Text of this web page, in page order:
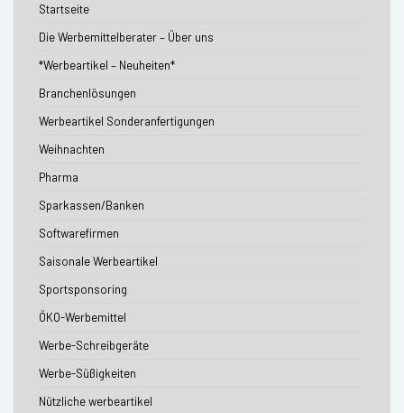
Startseite
Die Werbemittelberater – Über uns
*Werbeartikel – Neuheiten*
Branchenlösungen
Werbeartikel Sonderanfertigungen
Weihnachten
Pharma
Sparkassen/Banken
Softwarefirmen
Saisonale Werbeartikel
Sportsponsoring
ÖKO-Werbemittel
Werbe-Schreibgeräte
Werbe-Süßigkeiten
Nützliche werbeartikel